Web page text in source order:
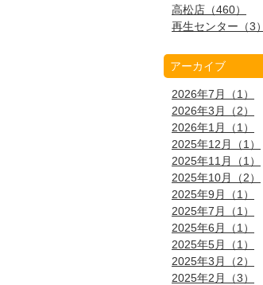
高松店（460）
再生センター（3）
アーカイブ
2026年7月（1）
2026年3月（2）
2026年1月（1）
2025年12月（1）
2025年11月（1）
2025年10月（2）
2025年9月（1）
2025年7月（1）
2025年6月（1）
2025年5月（1）
2025年3月（2）
2025年2月（3）